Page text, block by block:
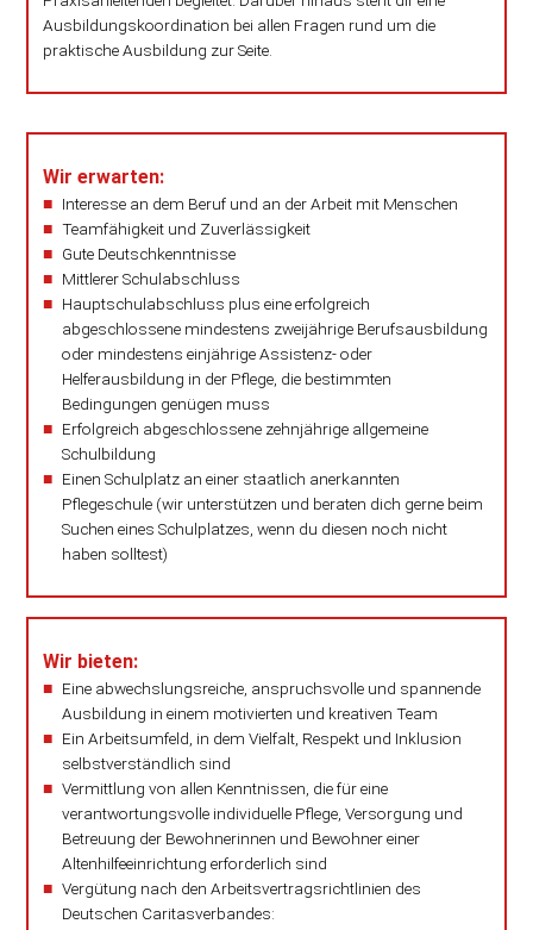
Ausbildungskoordination bei allen Fragen rund um die
praktische Ausbildung zur Seite.
Wir erwarten:
Interesse an dem Beruf und an der Arbeit mit Menschen
Teamfähigkeit und Zuverlässigkeit
Gute Deutschkenntnisse
Mittlerer Schulabschluss
Hauptschulabschluss plus eine erfolgreich
abgeschlossene mindestens zweijährige Berufsausbildung
oder mindestens einjährige Assistenz- oder
Helferausbildung in der Pflege, die bestimmten
Bedingungen genügen muss
Erfolgreich abgeschlossene zehnjährige allgemeine
Schulbildung
Einen Schulplatz an einer staatlich anerkannten
Pflegeschule (wir unterstützen und beraten dich gerne beim
Suchen eines Schulplatzes, wenn du diesen noch nicht
haben solltest)
Wir bieten:
Eine abwechslungsreiche, anspruchsvolle und spannende
Ausbildung in einem motivierten und kreativen Team
Ein Arbeitsumfeld, in dem Vielfalt, Respekt und Inklusion
selbstverständlich sind
Vermittlung von allen Kenntnissen, die für eine
verantwortungsvolle individuelle Pflege, Versorgung und
Betreuung der Bewohnerinnen und Bewohner einer
Altenhilfeeinrichtung erforderlich sind
Vergütung nach den Arbeitsvertrags­richt­linien des
Deutschen Caritasverbandes: